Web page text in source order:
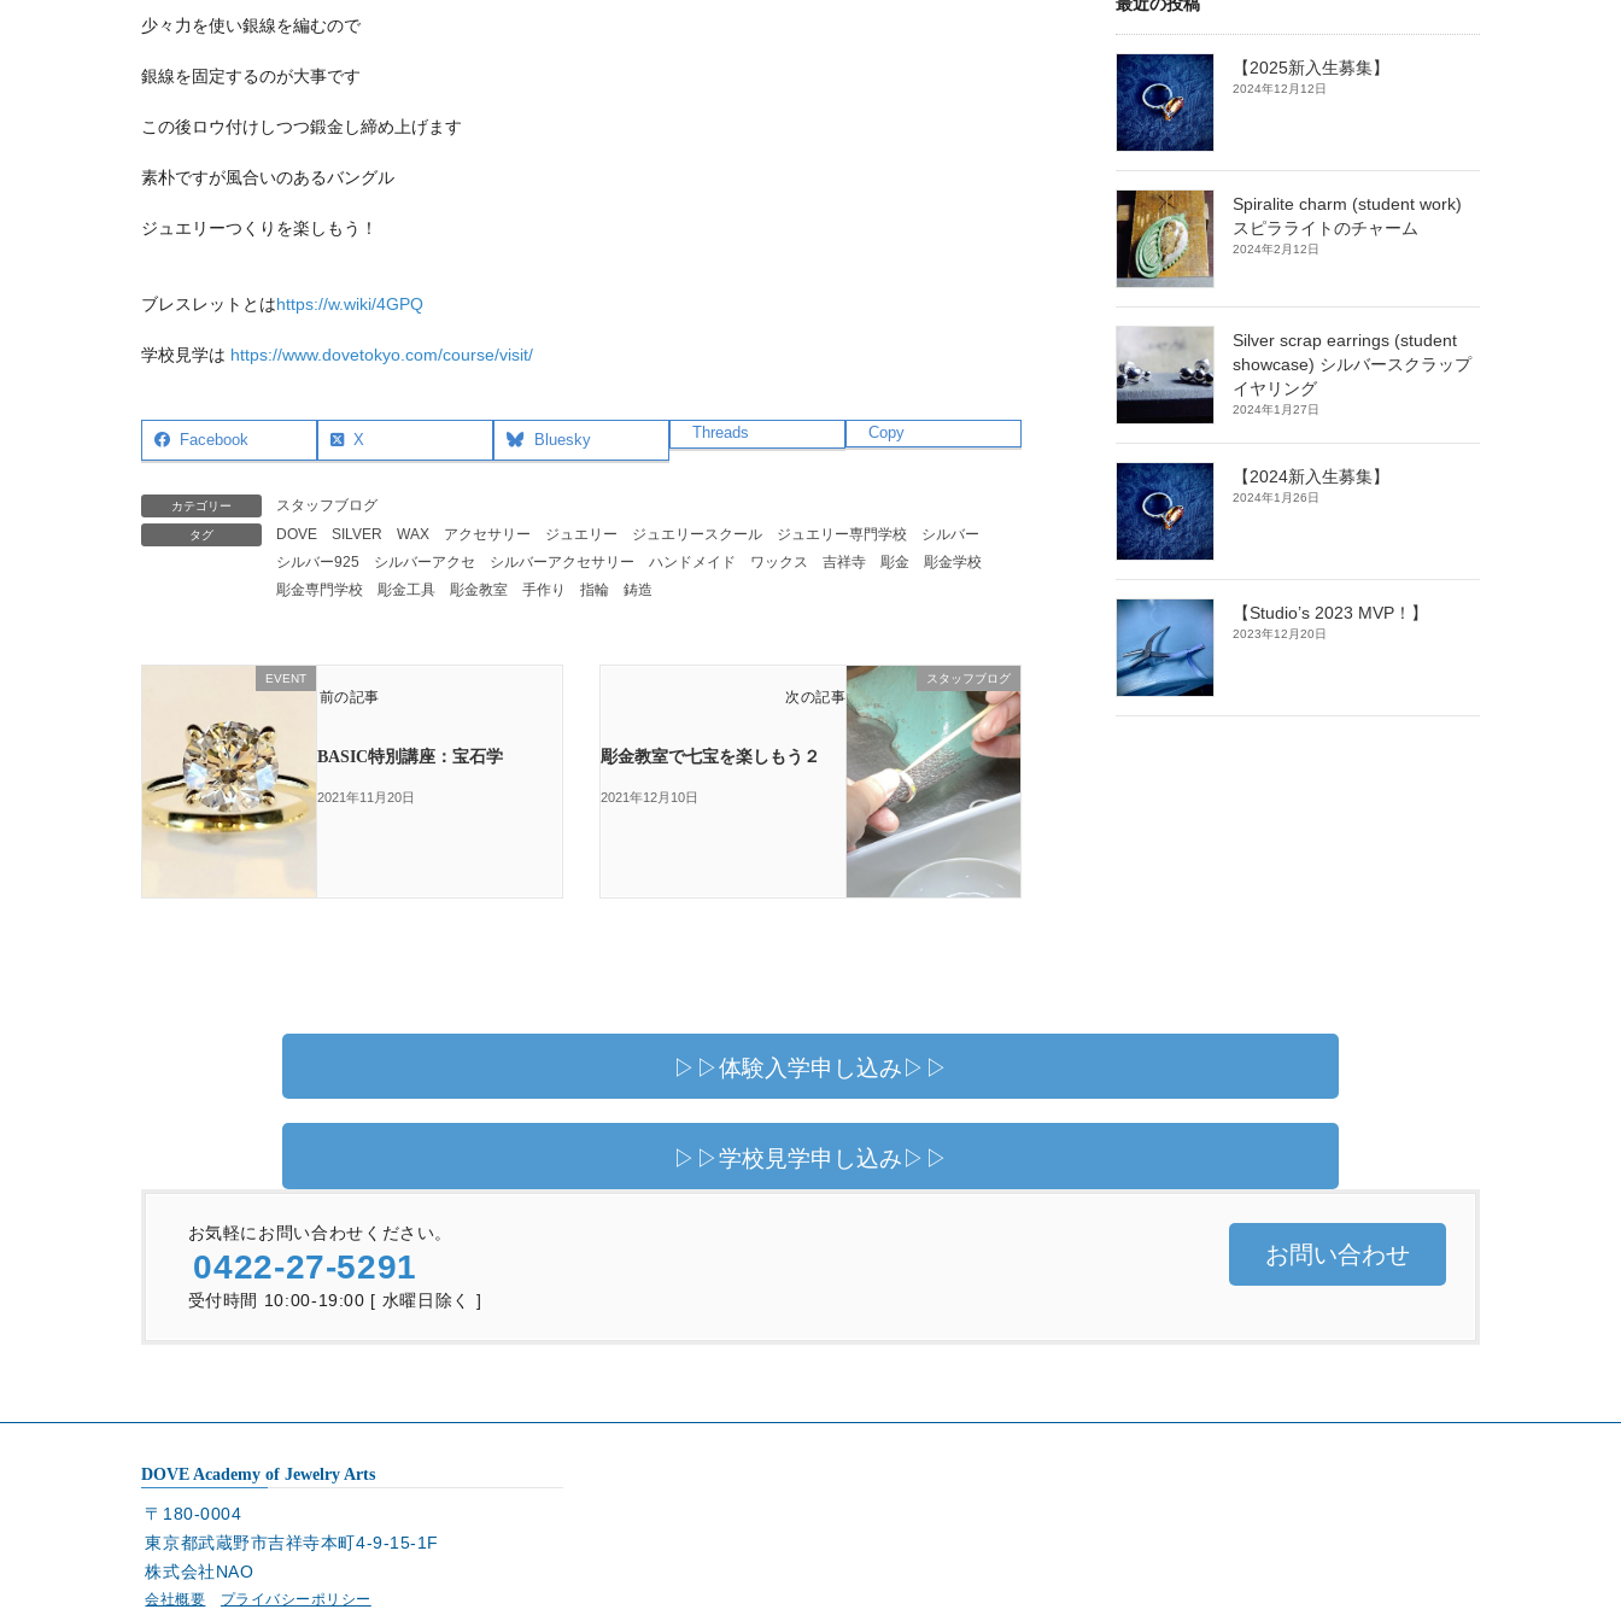
少々力を使い銀線を編むので
銀線を固定するのが大事です
この後ロウ付けしつつ鍛金し締め上げます
素朴ですが風合いのあるバングル
ジュエリーつくりを楽しもう！
ブレスレットとはhttps://w.wiki/4GPQ
学校見学は https://www.dovetokyo.com/course/visit/
Facebook X Bluesky Threads Copy
カテゴリー スタッフブログ
タグ DOVE SILVER WAX アクセサリー ジュエリー ジュエリースクール ジュエリー専門学校
シルバー
シルバー925
シルバーアクセ シルバーアクセサリー ハンドメイド ワックス 吉祥寺 彫金
彫金学校
彫金専門学校
彫金工具 彫金教室 手作り 指輪 鋳造
EVENT
前の記事
BASIC特別講座：宝石学
2021年11月20日
スタッフブログ
次の記事
彫金教室で七宝を楽しもう２
2021年12月10日
【2025新入生募集】
2024年12月12日
Spiralite charm (student work)
スピラライトのチャーム
2024年2月12日
Silver scrap earrings (student
showcase) シルバースクラップ
イヤリング
2024年1月27日
【2024新入生募集】
2024年1月26日
【Studio’s 2023 MVP！】
2023年12月20日
▷▷体験入学申し込み▷▷
▷▷学校見学申し込み▷▷
お気軽にお問い合わせください。
0422-27-5291
受付時間 10:00-19:00 [ 水曜日除く ]
お問い合わせ
DOVE Academy of Jewelry Arts
〒180-0004
東京都武蔵野市吉祥寺本町4-9-15-1F
株式会社NAO
会社概要 プライバシーポリシー